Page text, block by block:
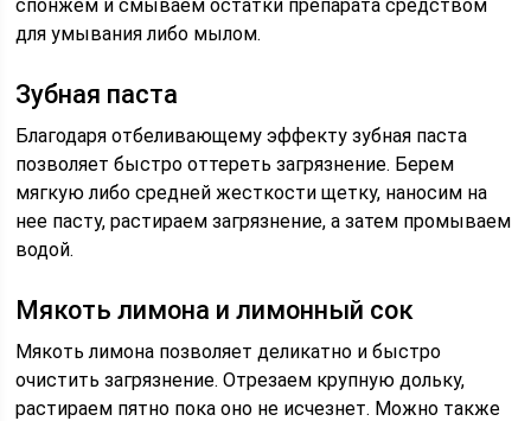
спонжем и смываем остатки препарата средством
для умывания либо мылом.
Зубная паста
Благодаря отбеливающему эффекту зубная паста
позволяет быстро оттереть загрязнение. Берем
мягкую либо средней жесткости щетку, наносим на
нее пасту, растираем загрязнение, а затем промываем
водой.
Мякоть лимона и лимонный сок
Мякоть лимона позволяет деликатно и быстро
очистить загрязнение. Отрезаем крупную дольку,
растираем пятно пока оно не исчезнет. Можно также